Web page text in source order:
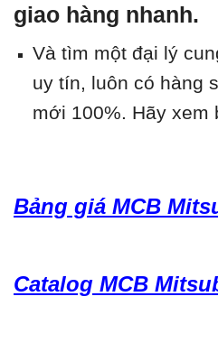
giao hàng nhanh.
Và tìm một đại lý
uy tín, luôn có hàng
mới 100%. Hãy xem
Bảng giá MCB
Catalog MCB